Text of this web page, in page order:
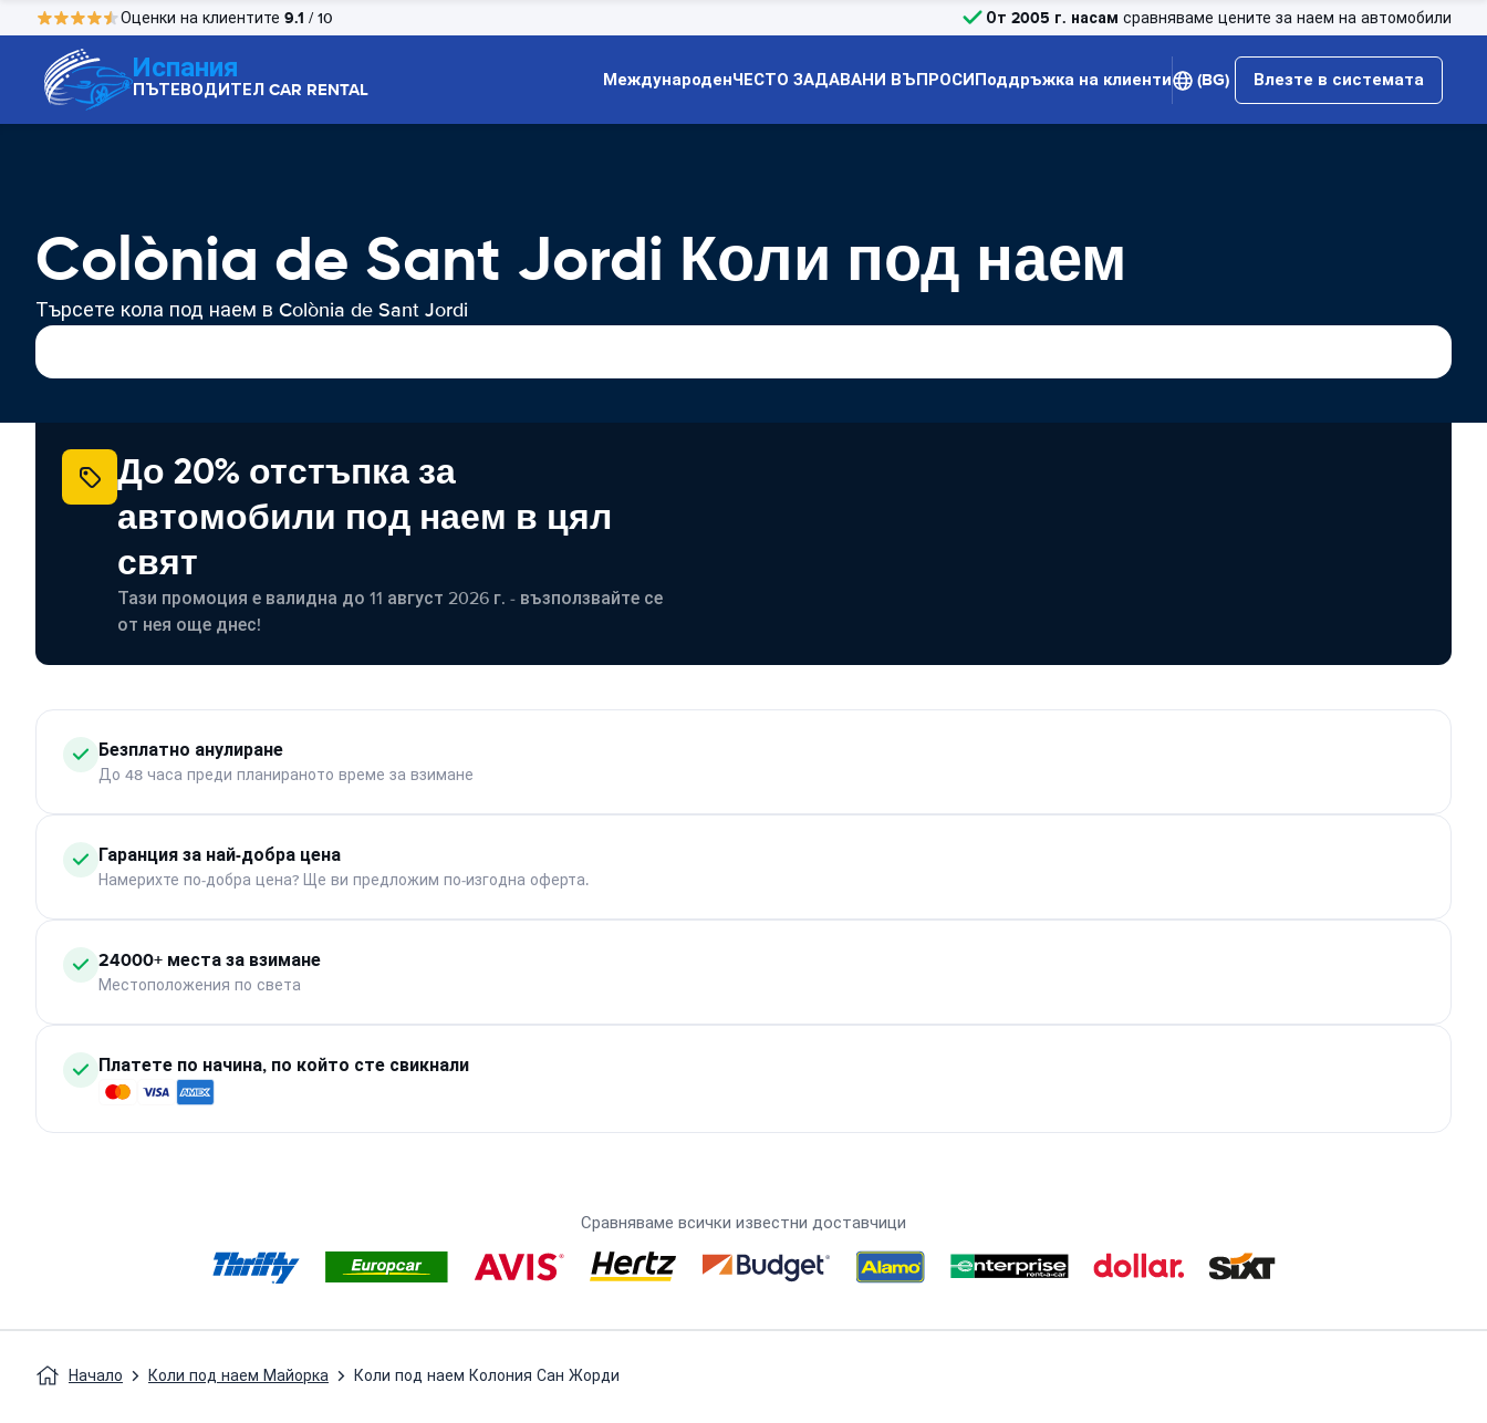
Оценки на клиентите 9.1 / 10 От 2005 г. насам сравняваме цените за наем на автомобили
Испания
ПЪТЕВОДИТЕЛ CAR RENTAL МеждународенЧЕСТО ЗАДАВАНИ ВЪПРОСИПоддръжка на клиенти (BG) Влезте в системата
Colònia de Sant Jordi Коли под наем
Търсете кола под наем в Colònia de Sant Jordi
До 20% отстъпка за
автомобили под наем в цял
свят
Тази промоция е валидна до 11 август 2026 г. - възползвайте се
от нея още днес!
Безплатно анулиране
До 48 часа преди планираното време за взимане
Гаранция за най-добра цена
Намерихте по-добра цена? Ще ви предложим по-изгодна оферта.
24000+ места за взимане
Местоположения по света
Платете по начина, по който сте свикнали
Сравняваме всички известни доставчици
Начало Коли под наем Майорка Коли под наем Колония Сан Жорди